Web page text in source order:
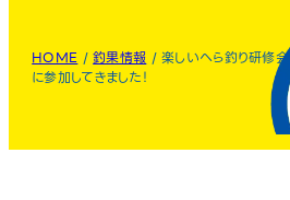
HOME /釣果情報 /楽しいへら釣り研修会
に参加してきました！